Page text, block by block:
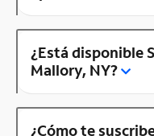
¿Está disponible
Mallory, NY?
¿Cómo te